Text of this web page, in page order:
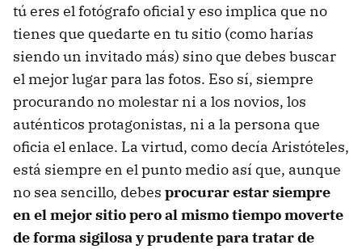
tú eres el fotógrafo oficial y eso implica que no
tienes que quedarte en tu sitio (como harías
siendo un invitado más) sino que debes buscar
el mejor lugar para las fotos. Eso sí, siempre
procurando no molestar ni a los novios, los
auténticos protagonistas, ni a la persona que
oficia el enlace. La virtud, como decía Aristóteles,
está siempre en el punto medio así que, aunque
no sea sencillo, debes procurar estar siempre
en el mejor sitio pero al mismo tiempo moverte
de forma sigilosa y prudente para tratar de